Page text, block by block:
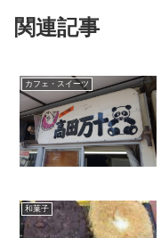
関連記事
カフェ・スイーツ
和菓子